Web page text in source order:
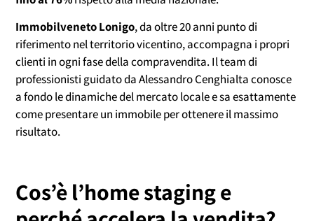
Immobilveneto Lonigo, da oltre 20 anni punto di
riferimento nel territorio vicentino, accompagna i propri
clienti in ogni fase della compravendita. Il team di
professionisti guidato da Alessandro Cenghialta conosce
a fondo le dinamiche del mercato locale e sa esattamente
come presentare un immobile per ottenere il massimo
risultato.
Cos’è l’home staging e